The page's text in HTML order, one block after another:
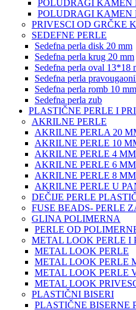
POLUDRAGI KAMEN
POLUDRAGI KAMEN
PRIVESCI OD GRČKE
SEDEFNE PERLE
Sedefna perla disk 20 mm
Sedefna perla krug 20 mm
Sedefna perla oval 13*18
Sedefna perla
Sedefna perla romb 10 mm
Sedefna perla zub
PLASTIČNE PERLE I
AKRILNE PERLE
AKRILNE PERLA 20
AKRILNE PERLE 10
AKRILNE PERLE 4 MM
AKRILNE PERLE 6 MM
AKRILNE PERLE 8 MM
AKRILNE PERLE U
DEČIJE PERLE
FUSE BEADS- PERLE
GLINA POLIMERNA
PERLE OD
METAL LOOK PERLE I
METAL LOOK PERLE
METAL LOOK PERLE
METAL LOOK PERLE
METAL LOOK
PLASTIČNI BISERI
PLASTIČNE BISERNE